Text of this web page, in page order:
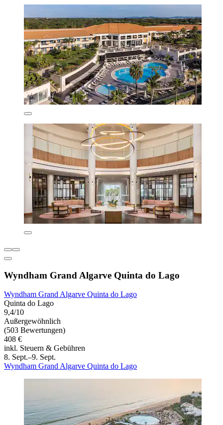
Wyndham Grand Algarve Quinta do Lago
Wyndham Grand Algarve Quinta do Lago
Quinta do Lago
9,4/10
Außergewöhnlich
(503 Bewertungen)
408 €
inkl. Steuern & Gebühren
8. Sept.–9. Sept.
Wyndham Grand Algarve Quinta do Lago